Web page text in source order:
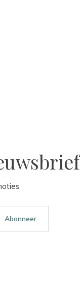
Abonneer